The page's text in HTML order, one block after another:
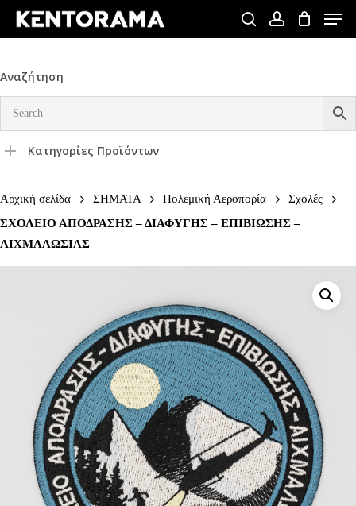
Skip
content
searchaccount
Menu
Αναζήτηση
Κατηγορίες Προϊόντων
Αρχική σελίδα ΣΗΜΑΤΑ Πολεμική Αεροπορία
Σχολές
ΣΧΟΛΕΙΟ ΑΠΟΔΡΑΣΗΣ – ΔΙΑΦΥΓΗΣ – ΕΠΙΒΙΩΣΗΣ –
ΑΙΧΜΑΛΩΣΙΑΣ